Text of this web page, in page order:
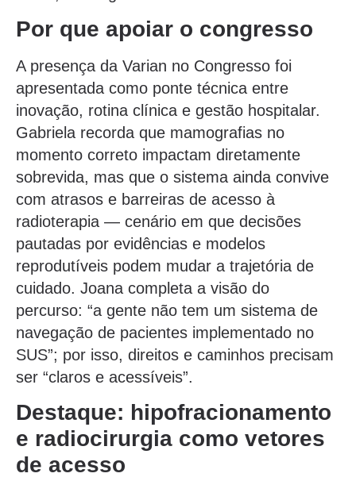
Por que apoiar o congresso
A presença da Varian no Congresso foi
apresentada como ponte técnica entre
inovação, rotina clínica e gestão hospitalar.
Gabriela recorda que mamografias no
momento correto impactam diretamente
sobrevida, mas que o sistema ainda convive
com atrasos e barreiras de acesso à
radioterapia — cenário em que decisões
pautadas por evidências e modelos
reprodutíveis podem mudar a trajetória de
cuidado. Joana completa a visão do
percurso: “a gente não tem um sistema de
navegação de pacientes implementado no
SUS”; por isso, direitos e caminhos precisam
ser “claros e acessíveis”.
Destaque: hipofracionamento
e radiocirurgia como vetores
de acesso